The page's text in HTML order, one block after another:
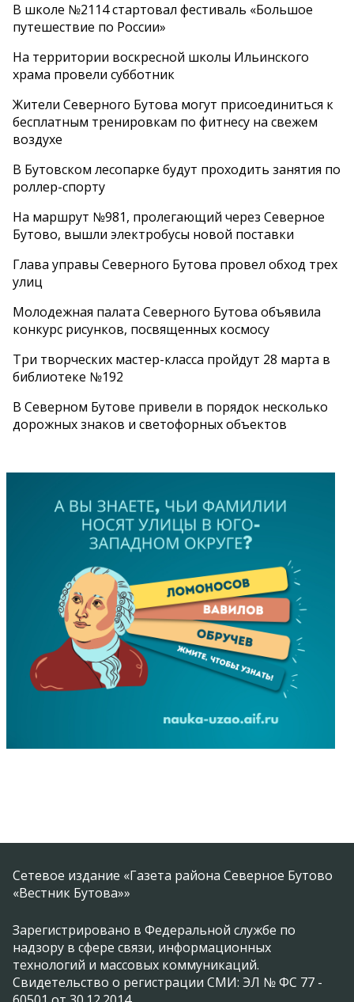
В школе №2114 стартовал фестиваль «Большое
путешествие по России»
На территории воскресной школы Ильинского
храма провели субботник
Жители Северного Бутова могут присоединиться к
бесплатным тренировкам по фитнесу на свежем
воздухе
В Бутовском лесопарке будут проходить занятия по
роллер-спорту
На маршрут №981, пролегающий через Северное
Бутово, вышли электробусы новой поставки
Глава управы Северного Бутова провел обход трех
улиц
Молодежная палата Северного Бутова объявила
конкурс рисунков, посвященных космосу
Три творческих мастер-класса пройдут 28 марта в
библиотеке №192
В Северном Бутове привели в порядок несколько
дорожных знаков и светофорных объектов
Сетевое издание «Газета района Северное Бутово
«Вестник Бутова»»
Зарегистрировано в Федеральной службе по
надзору в сфере связи, информационных
технологий и массовых коммуникаций.
Свидетельство о регистрации СМИ: ЭЛ № ФС 77 -